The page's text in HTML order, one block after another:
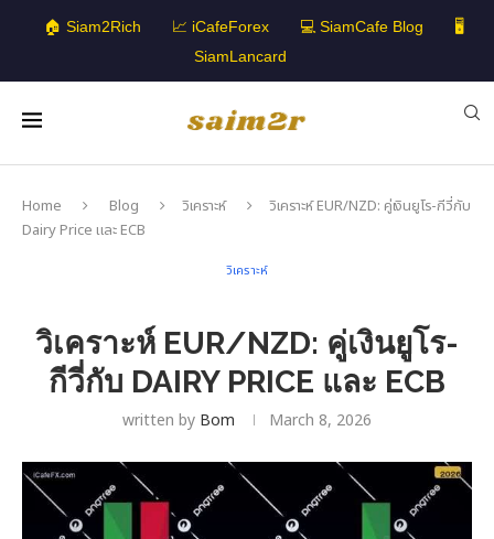
🏠 Siam2Rich 📈 iCafeForex 💻 SiamCafe Blog
🖥️
SiamLancard
Home Blog วิเคราะห์
วิเคราะห์ EUR/NZD: คู่เงินยูโร-กีวี่กับ
Dairy Price และ ECB
วิเคราะห์
วิเคราะห์ EUR/NZD: คู่เงินยูโร-
กีวี่กับ DAIRY PRICE และ ECB
written by Bom March 8, 2026